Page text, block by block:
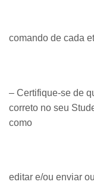
comando de cada
– Certifique-se de
correto no seu
como
editar e/ou enviar